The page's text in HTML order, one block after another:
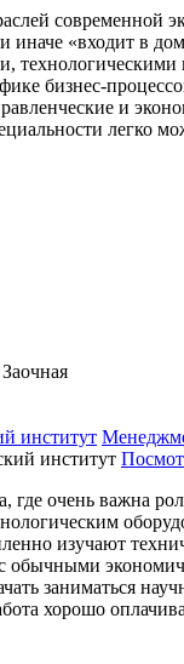
современной
иначе «входит в
бизнес-
и
легко
Заочная
институт
где очень важна
изучают
обычными
заниматься
хорошо